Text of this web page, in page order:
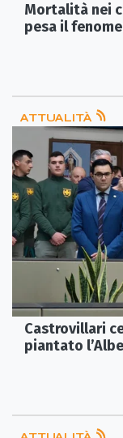
Mortalità nei
pesa il
ATTUALITÀ
Castrovillari
piantato